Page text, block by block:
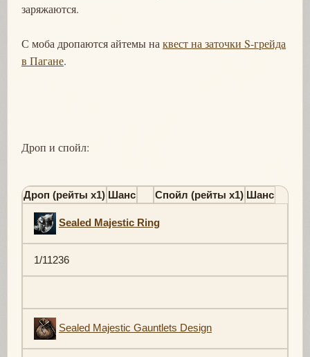
заряжаются.
С моба дропаются айтемы на квест на заточки S-грейда
в Пагане.
Дроп и спойл:
Дроп (рейты х1) Шанс Спойл (рейты х1) Шанс
Sealed Majestic Ring
1/11236
Sealed Majestic Gauntlets Design